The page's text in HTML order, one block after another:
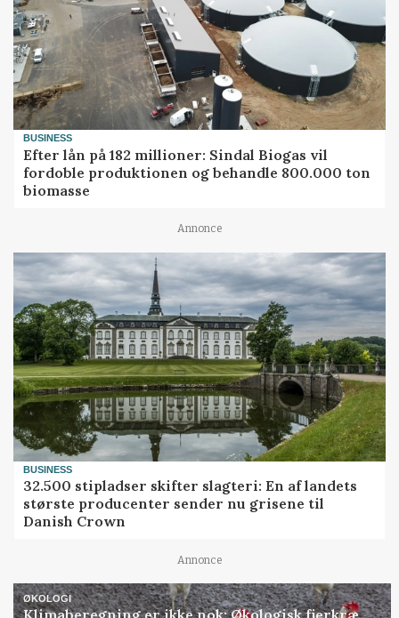
BUSINESS
Efter lån på 182 millioner: Sindal Biogas vil
fordoble produktionen og behandle 800.000 ton
biomasse
Annonce
BUSINESS
32.500 stipladser skifter slagteri: En af landets
største producenter sender nu grisene til
Danish Crown
Annonce
ØKOLOGI
Klimaberegning er ikke nok: Økologisk fjerkræ